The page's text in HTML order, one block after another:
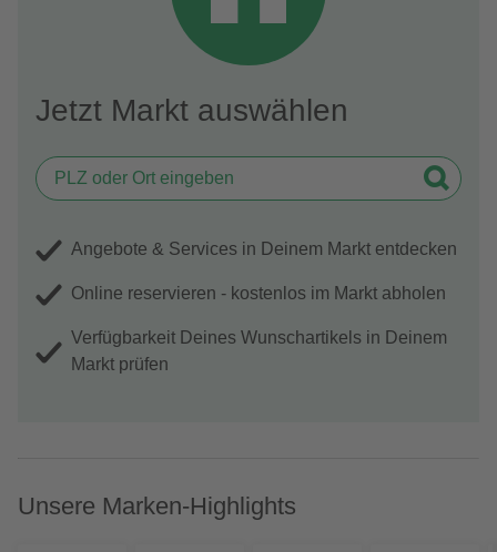
Jetzt Markt auswählen
Angebote & Services in Deinem Markt entdecken
Online reservieren - kostenlos im Markt abholen
Verfügbarkeit Deines Wunschartikels in Deinem
Markt prüfen
Unsere Marken-Highlights